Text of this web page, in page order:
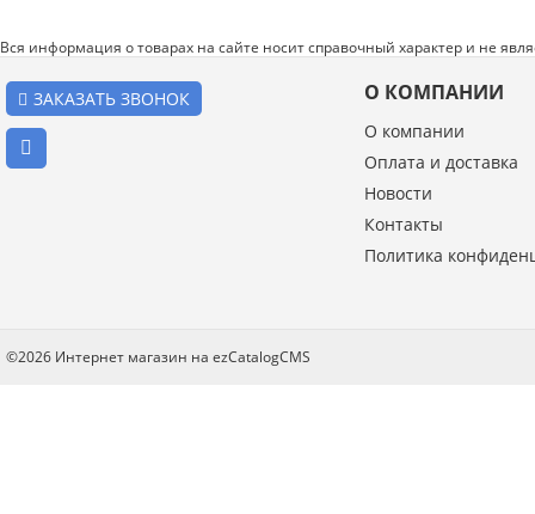
Вся информация о товарах на сайте носит справочный характер и не
ЗАКАЗАТЬ ЗВОНОК О КОМПАНИИ
О компании
Оплата и доставка
Новости
Контакты
Политика
©2026 Интернет магазин на ezCatalogCMS